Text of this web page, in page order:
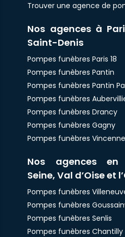
Trouver une agence de
Nos agences à
Saint-Denis
Pompes funèbres Paris 18
Pompes funèbres Pantin
Pompes funèbres Pantin
Pompes funèbres
Pompes funèbres Drancy
Pompes funèbres Gagny
Pompes funèbres
Nos agences en
Seine, Val d’Oise et
Pompes funèbres
Pompes funèbres
Pompes funèbres Senlis
Pompes funèbres Chantilly